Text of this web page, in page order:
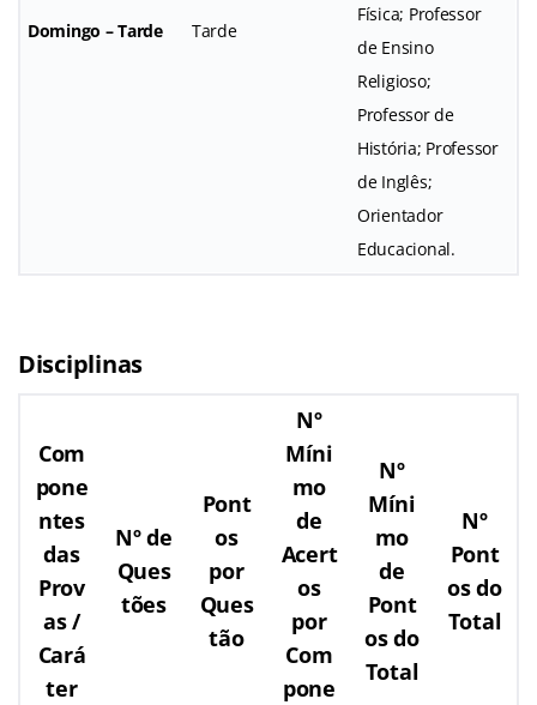
Domingo – Tarde Tarde
Física; Professor
de Ensino
Religioso;
Professor de
História; Professor
de Inglês;
Orientador
Educacional.
Disciplinas
Com
pone
ntes
das
Prov
as /
Cará
ter
Nº de
Ques
tões
Pont
os
por
Ques
tão
Nº
Míni
mo
de
Acert
os
por
Com
pone
Nº
Míni
mo
de
Pont
os do
Total
Nº
Pont
os do
Total